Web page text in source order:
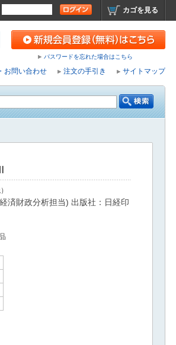
カゴを見る
パスワードを忘れた場合はこちら
お問い合わせ 注文の手引き サイトマップ
済財政分析担当) 出版社：日経印